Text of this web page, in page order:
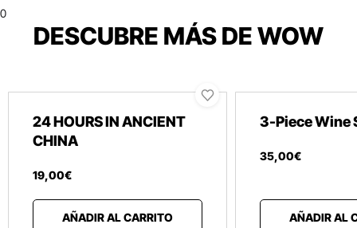
0
DESCUBRE MÁS DE WOW
24 HOURS IN ANCIENT
CHINA
19,00€
AÑADIR AL CARRITO
3-Piece Wine
35,00€
AÑADIR AL